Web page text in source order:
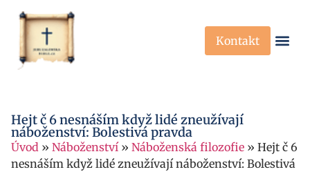
Kontakt
Hejt č 6 nesnáším když lidé zneužívají
náboženství: Bolestivá pravda
Úvod » Náboženství » Náboženská filozofie » Hejt č 6
nesnáším když lidé zneužívají náboženství: Bolestivá